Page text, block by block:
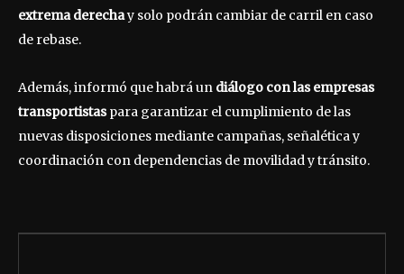
extrema derechay solo podrán cambiar de carril en caso
de rebase.
Además, informó que habrá un diálogo con las empresas
transportistaspara garantizar el cumplimiento de las
nuevas disposiciones mediante campañas, señalética y
coordinación con dependencias de movilidad y tránsito.